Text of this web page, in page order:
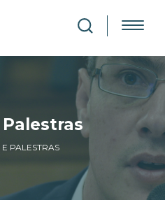
PALESTRAS